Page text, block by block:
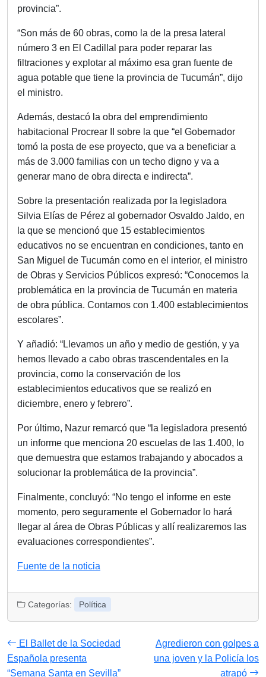
provincia”.
“Son más de 60 obras, como la de la presa lateral
número 3 en El Cadillal para poder reparar las
filtraciones y explotar al máximo esa gran fuente de
agua potable que tiene la provincia de Tucumán”, dijo
el ministro.
Además, destacó la obra del emprendimiento
habitacional Procrear II sobre la que “el Gobernador
tomó la posta de ese proyecto, que va a beneficiar a
más de 3.000 familias con un techo digno y va a
generar mano de obra directa e indirecta”.
Sobre la presentación realizada por la legisladora
Silvia Elías de Pérez al gobernador Osvaldo Jaldo, en
la que se mencionó que 15 establecimientos
educativos no se encuentran en condiciones, tanto en
San Miguel de Tucumán como en el interior, el ministro
de Obras y Servicios Públicos expresó: “Conocemos la
problemática en la provincia de Tucumán en materia
de obra pública. Contamos con 1.400 establecimientos
escolares”.
Y añadió: “Llevamos un año y medio de gestión, y ya
hemos llevado a cabo obras trascendentales en la
provincia, como la conservación de los
establecimientos educativos que se realizó en
diciembre, enero y febrero”.
Por último, Nazur remarcó que “la legisladora presentó
un informe que menciona 20 escuelas de las 1.400, lo
que demuestra que estamos trabajando y abocados a
solucionar la problemática de la provincia”.
Finalmente, concluyó: “No tengo el informe en este
momento, pero seguramente el Gobernador lo hará
llegar al área de Obras Públicas y allí realizaremos las
evaluaciones correspondientes”.
Fuente de la noticia
Categorías: Política
El Ballet de la Sociedad
Española presenta
“Semana Santa en Sevilla”
Agredieron con golpes a
una joven y la Policía los
atrapó